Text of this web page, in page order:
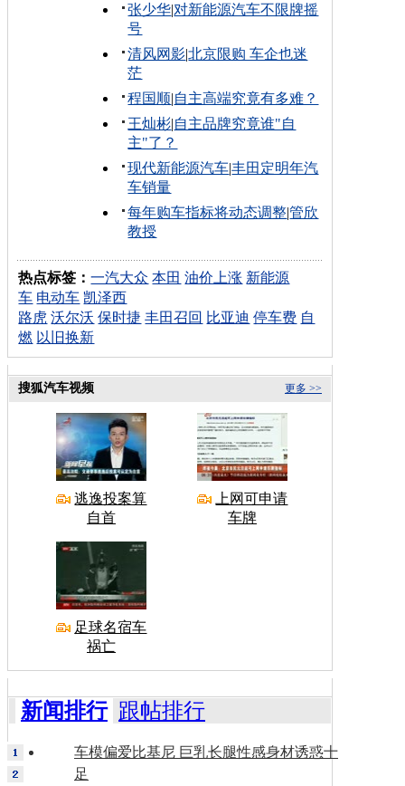
张少华|对新能源汽车不限牌摇
号
清风网影|北京限购 车企也迷
茫
程国顺|自主高端究竟有多难？
王灿彬|自主品牌究竟谁"自
主"了？
现代新能源汽车|丰田定明年汽
车销量
每年购车指标将动态调整|管欣
教授
热点标签：一汽大众 本田 油价上涨 新能源
车 电动车 凯泽西
路虎 沃尔沃 保时捷 丰田召回 比亚迪 停车费 自
燃 以旧换新
更多 >>
搜狐汽车视频
逃逸投案算
自首
上网可申请
车牌
足球名宿车
祸亡
新闻排行 跟帖排行
车模偏爱比基尼 巨乳长腿性感身材诱惑十
足